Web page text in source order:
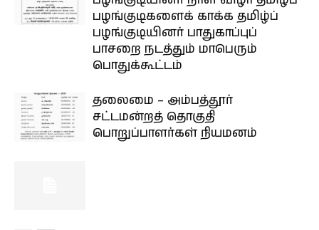
பழங்குடிகளைக் காக்க தமிழ்ப்
பழங்குடியினர் பாதுகாப்புப்
பாசறை நடத்தும் மாபெரும்
பொதுக்கூட்டம்
தலைமை – அம்பத்தூர்
சட்டமன்றத் தொகுதி
பொறுப்பாளர்கள் நியமனம்